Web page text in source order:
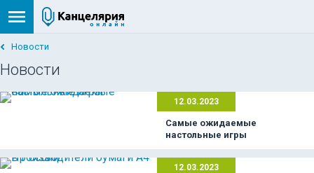
Новости
Новости
12.03.2023
Самые ожидаемые
настольные игры
12.03.2023